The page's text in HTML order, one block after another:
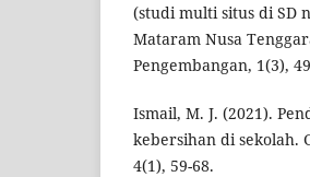
(studi multi situs di SD
Mataram Nusa
Pengembangan, 1(3),
Ismail, M. J. (2021).
kebersihan di sekolah.
4(1), 59-68.